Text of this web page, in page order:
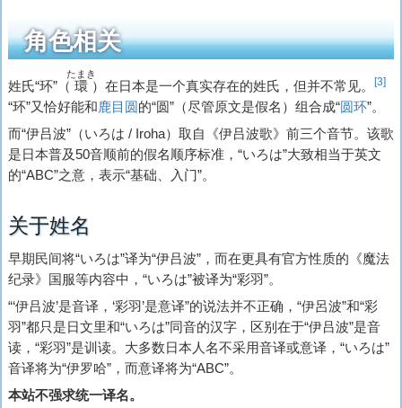
角色相关
姓氏“环”（ 環
たまき
）在日本是一个真实存在的姓氏，但并不常见。 [3]
“环”又恰好能和鹿目圆 的“圆”（尽管原文是假名）组合成“圆环”。
而“伊吕波”（いろは / Iroha）取自《伊吕波歌》前三个音节。该歌
是日本普及50音顺前的假名顺序标准，“いろは”大致相当于英文
的“ABC”之意，表示“基础、入门”。
关于姓名
早期民间将“いろは”译为“伊吕波”，而在更具有官方性质的《魔法
纪录》国服等内容中，“いろは”被译为“彩羽”。
“‘伊吕波’是音译，‘彩羽’是意译”的说法并不正确，“伊呂波”和“彩
羽”都只是日文里和“いろは”同音的汉字，区别在于“伊吕波”是音
读，“彩羽”是训读。大多数日本人名不采用音译或意译，“いろは”
音译将为“伊罗哈”，而意译将为“ABC”。
本站不强求统一译名。